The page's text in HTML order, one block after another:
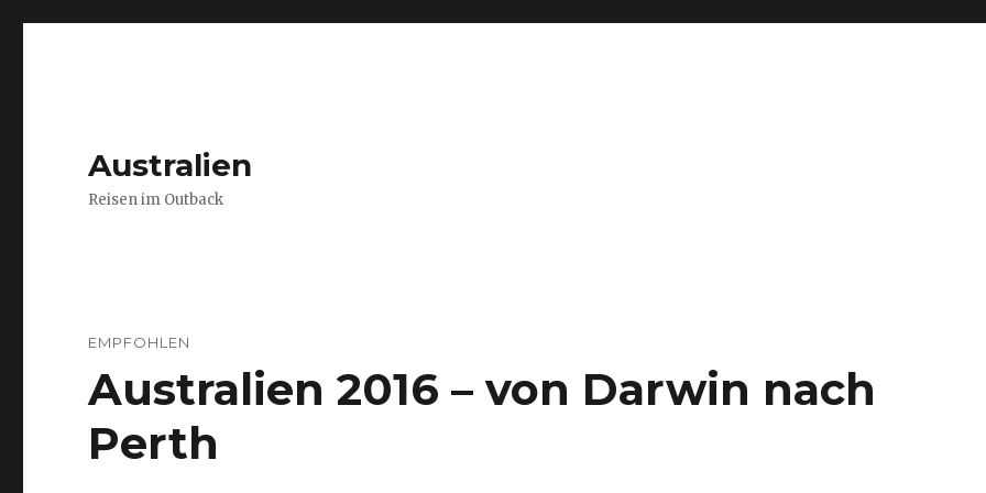
Australien
Reisen im Outback
EMPFOHLEN
Australien 2016 – von Darwin nach
Perth